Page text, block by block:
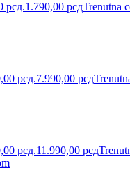
рсд.1.790,00 рсдTrenutna
рсд.7.990,00 рсд
рсд.11.990,00 рсд